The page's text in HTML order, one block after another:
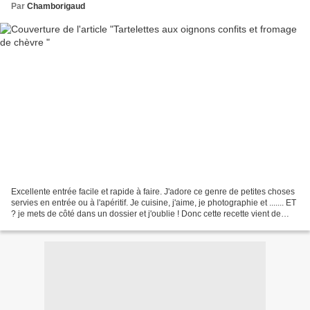
Par Chamborigaud
Excellente entrée facile et rapide à faire. J'adore ce genre de petites choses
servies en entrée ou à l'apéritif. Je cuisine, j'aime, je photographie et ....... ET
? je mets de côté dans un dossier et j'oublie ! Donc cette recette vient de